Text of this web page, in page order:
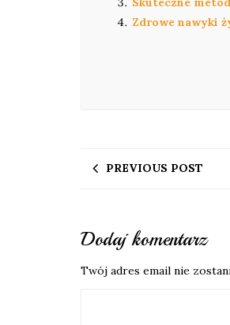
Zdrowe nawyki
PREVIOUS POST
Dodaj komentarz
Twój adres email nie